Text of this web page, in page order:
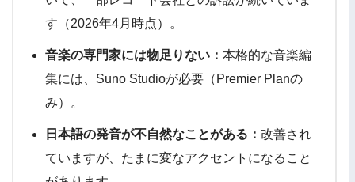
す（2026年4月時点）。
音楽の専門家には物足りない： 本格的な音楽編
集には、Suno Studioが必要（Premier Planの
み）。
日本語の発音が不自然なことがある： 改善され
ていますが、たまに変なアクセントになること